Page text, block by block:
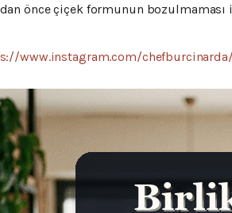
önceçiçek formunun bozulmaması
www.instagram.com/chefburcinarda/